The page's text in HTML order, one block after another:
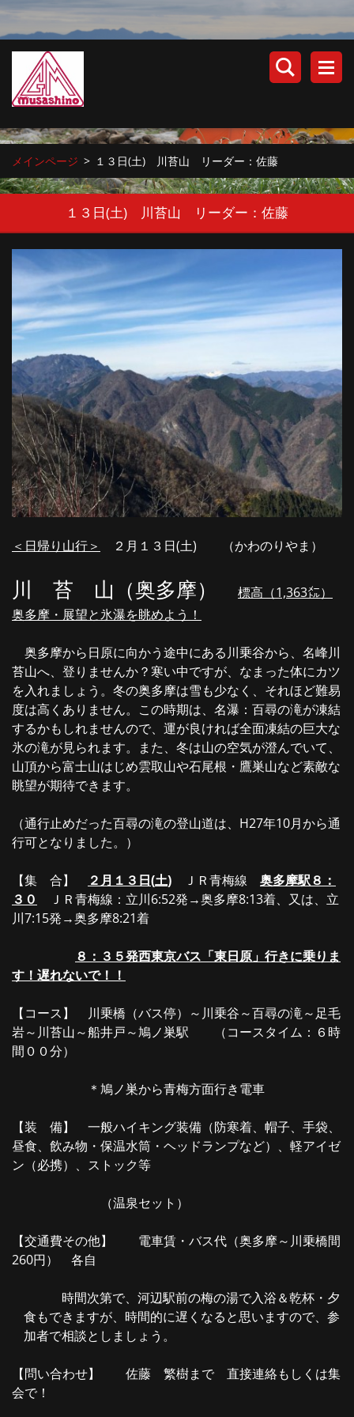
メインページ > １３日(土) 川苔山 リーダー：佐藤
１３日(土) 川苔山 リーダー：佐藤
＜日帰り山行＞ ２月１３日(土) （かわのりやま）
川 苔 山（奥多摩） 標高（1,363㍍）
奥多摩・展望と氷瀑を眺めよう！
奥多摩から日原に向かう途中にある川乗谷から、名峰川
苔山へ、登りませんか？寒い中ですが、なまった体にカツ
を入れましょう。冬の奥多摩は雪も少なく、それほど難易
度は高くありません。この時期は、名瀑：百尋の滝が凍結
するかもしれませんので、運が良ければ全面凍結の巨大な
氷の滝が見られます。また、冬は山の空気が澄んでいて、
山頂から富士山はじめ雲取山や石尾根・鷹巣山など素敵な
眺望が期待できます。
（通行止めだった百尋の滝の登山道は、H27年10月から通
行可となりました。）
【集 合】 ２月 １３ 日(土) ＪＲ青梅線 奥多摩駅８：
３０
ＪＲ青梅線：立川6:52発→奥多摩8:13着、又は、立
川7:15発→奥多摩8:21着
８：３５発西東京バス「東日原」行きに乗りま
す！遅れないで！！
【コース】 川乗橋（バス停）～川乗谷～百尋の滝～足毛
岩～川苔山～船井戸～鳩ノ巣駅 （コースタイム：６時
間００分）
＊鳩ノ巣から青梅方面行き電車
【装 備】 一般ハイキング装備（防寒着、帽子、手袋、
昼食、飲み物・保温水筒・ヘッドランプなど）、軽アイゼ
ン（必携）、ストック等
（温泉セット）
【交通費その他】 電車賃・バス代（奥多摩～川乗橋間
260円） 各自
時間次第で、河辺駅前の梅の湯で入浴＆乾杯・夕
食もできますが、時間的に遅くなると思いますので、参
加者で相談としましょう。
【問い合わせ】 佐藤 繁樹まで 直接連絡もしくは集
会で！